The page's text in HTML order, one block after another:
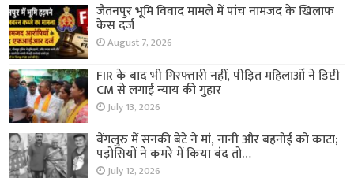
जैतनपुर भूमि विवाद मामले में पांच नामजद के खिलाफ
केस दर्ज
August 7, 2026
FIR के बाद भी गिरफ्तारी नहीं, पीड़ित महिलाओं ने डिप्टी
CM से लगाई न्याय की गुहार
July 13, 2026
बेंगलुरु में सनकी बेटे ने मां, नानी और बहनोई को काटा;
पड़ोसियों ने कमरे में किया बंद तो…
July 12, 2026